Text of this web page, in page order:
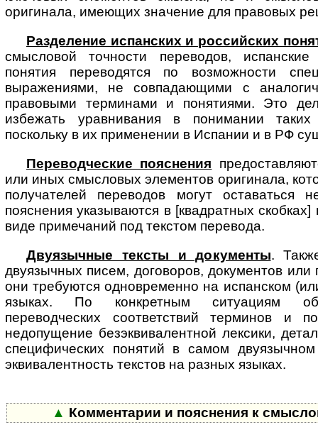
оригинала, имеющих значение для правовых
Разделение испанских и российских
смысловой точности переводов,
понятия переводятся по возможности
выражениями, не совпадающими с
правовыми терминами и понятиями. Это
избежать уравнивания в понимании
поскольку в их применении в Испании и в РФ
Переводческие пояснения
или иных смысловых элементов оригинала,
получателей переводов могут оставаться
пояснения указываются в [квадратных
виде примечаний под текстом перевода.
Двуязычные тексты и документы.
двуязычных писем, договоров, до­ку­мен­тов или
они требуются одновременно на испанском
языках. По конкретным ситуациям
переводческих соответствий терминов и
недопущение безэквивалентной лексики,
специфических понятий в самом
эквивалентность текстов на разных языках.
▲ Комментарии и пояснения к